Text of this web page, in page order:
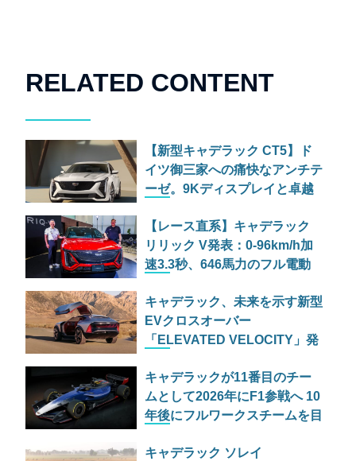
RELATED CONTENT
【新型キャデラック CT5】ド
イツ御三家への痛快なアンチテ
ーゼ。9Kディスプレイと卓越
カン スポーツの逆襲
【レース直系】キャデラック
リリック V発表：0-96km/h加
速3.3秒、646馬力のフル電動
け継げるか
キャデラック、未来を示す新型
EVクロスオーバー
「ELEVATED VELOCITY」発
性能モデル
キャデラックが11番目のチー
ムとして2026年にF1参戦へ 10
年後にフルワークスチームを目
キャデラック ソレイ